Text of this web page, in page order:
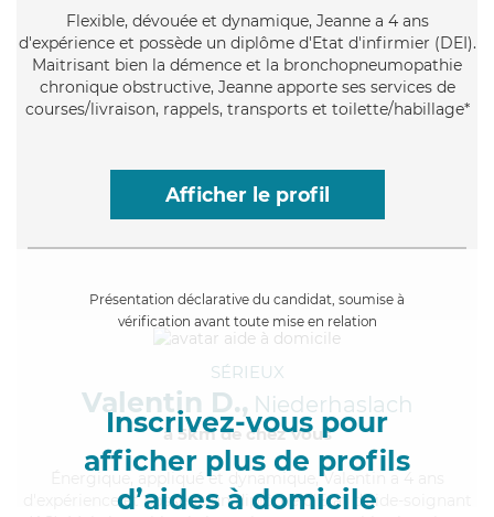
Flexible, dévouée et dynamique, Jeanne a 4 ans
d'expérience et possède un diplôme d'Etat d'infirmier (DEI).
Maitrisant bien la démence et la bronchopneumopathie
chronique obstructive, Jeanne apporte ses services de
courses/livraison, rappels, transports et toilette/habillage*
Afficher le profil
Présentation déclarative du candidat, soumise à
vérification avant toute mise en relation
Inscrivez-vous pour
afficher plus de profils
d’aides à domicile
SÉRIEUX
Valentin D., Niederhaslach
à 5km de chez Vous
, appliqué et dynamique, Valentin a 4 ans
d'expérience et possède un diplôme d'Etat d'aide-soignant